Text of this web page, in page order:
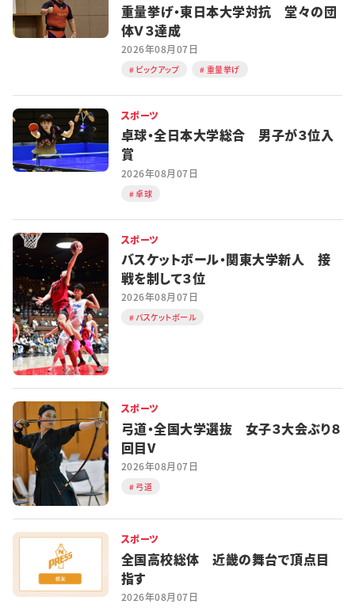
重量挙げ・東日本大学対抗 堂々の団
体Ｖ３達成
2026年08月07日
ピックアップ 重量挙げ
スポーツ
卓球・全日本大学総合 男子が３位入
賞
2026年08月07日
卓球
スポーツ
バスケットボール・関東大学新人 接
戦を制して３位
2026年08月07日
バスケットボール
スポーツ
弓道・全国大学選抜 女子３大会ぶり８
回目V
2026年08月07日
弓道
スポーツ
全国高校総体 近畿の舞台で頂点目
指す
2026年08月07日